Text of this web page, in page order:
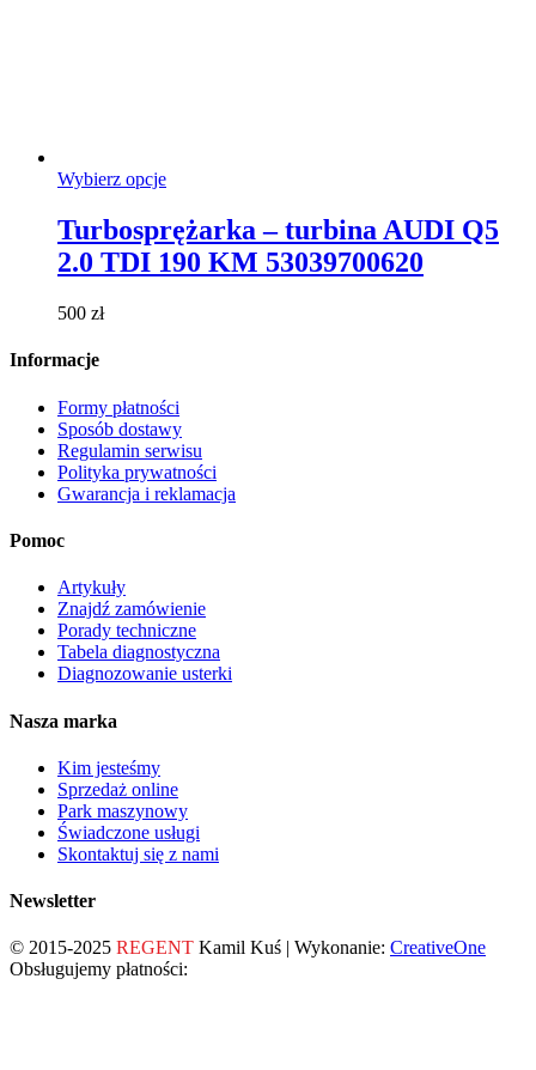
Wybierz opcjeTen
wiele
wariantów.
Turbosprężarka – turbina AUDI Q5
2.0 TDI 190 KM 53039700620
500 zł
Informacje
Formy płatności
Sposób dostawy
Regulamin serwisu
Polityka prywatności
Gwarancja i reklamacja
Pomoc
Artykuły
Znajdź zamówienie
Porady techniczne
Tabela diagnostyczna
Diagnozowanie usterki
Nasza marka
Kim jesteśmy
Sprzedaż online
Park maszynowy
Świadczone usługi
Skontaktuj się z nami
Newsletter
© 2015-2025 REGENT Kamil Kuś | Wykonanie: CreativeOne
Obsługujemy płatności: